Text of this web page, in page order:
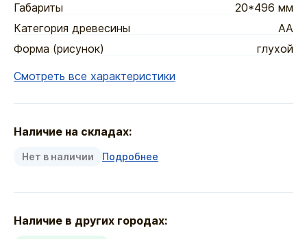
Габариты
20*496 мм
Категория древесины
АА
Форма (рисунок)
глухой
Смотреть все характеристики
Наличие на складах:
Нет в наличии Подробнее
Наличие в других городах: